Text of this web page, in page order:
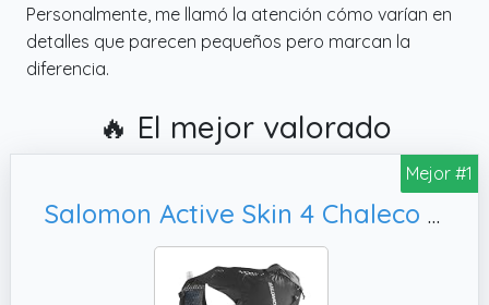
Personalmente, me llamó la atención cómo varían en
detalles que parecen pequeños pero marcan la
diferencia.
🔥 El mejor valorado
Mejor #1
Salomon Active Skin 4 Chaleco de Hidratación Trail Running Senderismo Trail Running Senderismo MTB Unisexo con frascos de hidratación incluidos, M